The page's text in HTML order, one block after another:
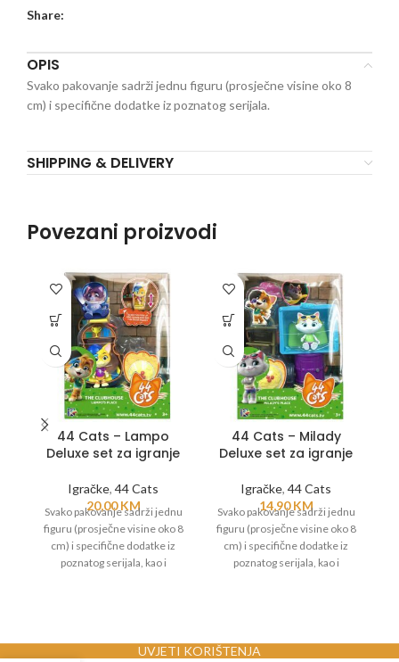
Share:
OPIS
Svako pakovanje sadrži jednu figuru (prosječne visine oko 8
cm) i specifične dodatke iz poznatog serijala.
SHIPPING & DELIVERY
Povezani proizvodi
44 Cats – Lampo
Deluxe set za igranje
Igračke, 44 Cats
20,00KM
Svako pakovanje sadrži jednu
figuru (prosječne visine oko 8
cm) i specifične dodatke iz
poznatog serijala, kao i
44 Cats – Milady
Deluxe set za igranje
Igračke, 44 Cats
14,90KM
Svako pakovanje sadrži jednu
figuru (prosječne visine oko 8
cm) i specifične dodatke iz
poznatog serijala, kao i
UVJETI KORIŠTENJA